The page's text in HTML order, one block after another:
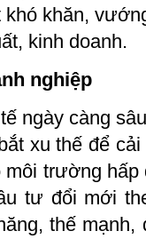
khăn,
kinh doanh.
nghiệp
ngày càng
xu thế để
trường
tư đổi mới
thế mạnh,